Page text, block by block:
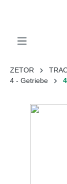
ZETOR
4 - Getriebe